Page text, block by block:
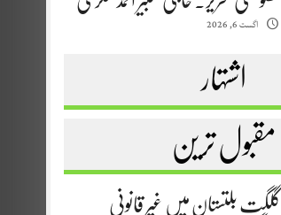
اگست 6, 2026
اشتہار
مقبول ترین
گلگت بلتستان میں غیر قانونی